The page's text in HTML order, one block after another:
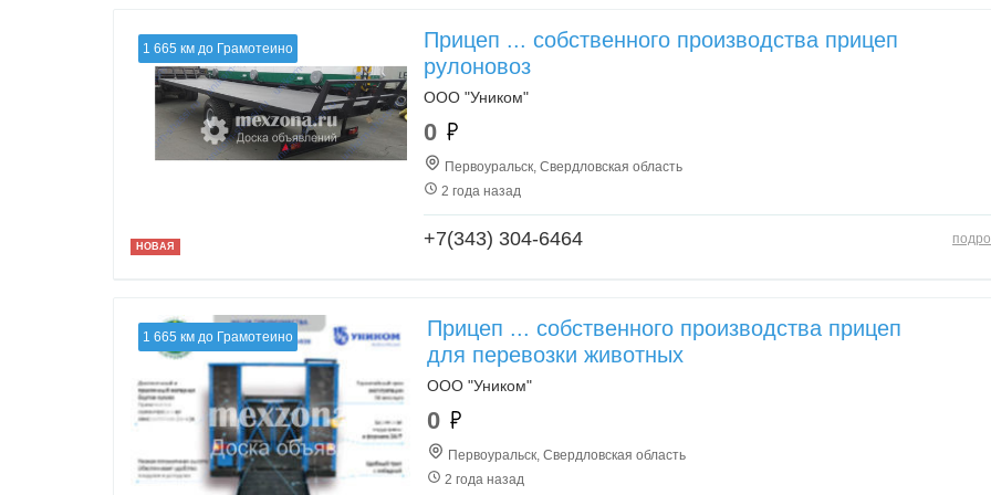
1 665 км до Грамотеино
НОВАЯ
Прицеп ... собственного производства прицеп
рулоновоз
ООО "Уником"
0
Первоуральск, Свердловская область
2 года назад
+7(343) 304-6464
1 665 км до Грамотеино
Прицеп ... собственного производства прицеп
для перевозки животных
ООО "Уником"
0
Первоуральск, Свердловская область
2 года назад